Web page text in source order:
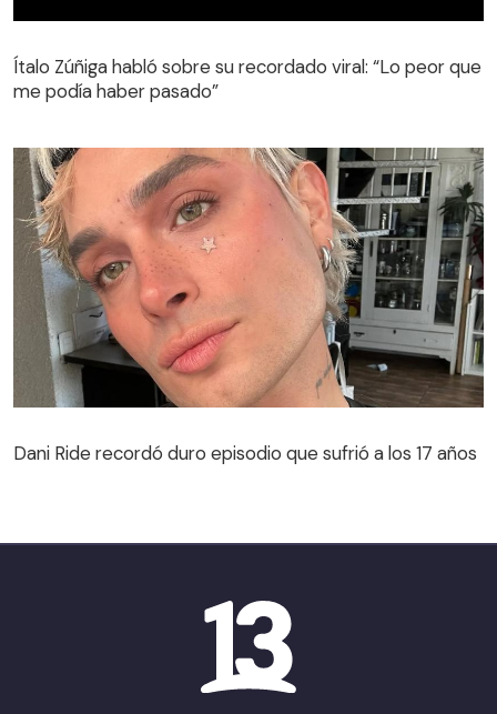
Ítalo Zúñiga habló sobre su recordado viral: “Lo peor que
me podía haber pasado”
Dani Ride recordó duro episodio que sufrió a los 17 años